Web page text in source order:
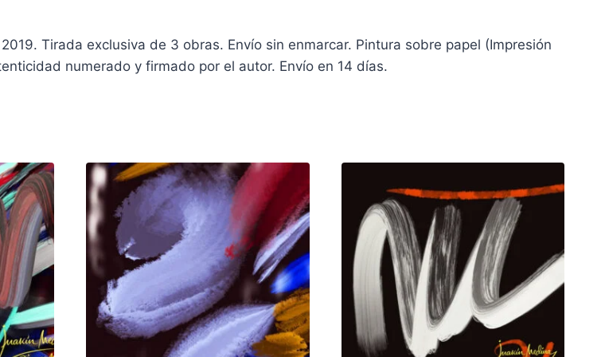
Tirada exclusiva de 3 obras. Envío sin enmarcar. Pintura sobre papel (Impresión
numerado y firmado por el autor. Envío en 14 días.